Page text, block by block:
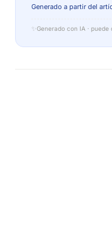
Generado a partir del
✨ Generado con IA ·